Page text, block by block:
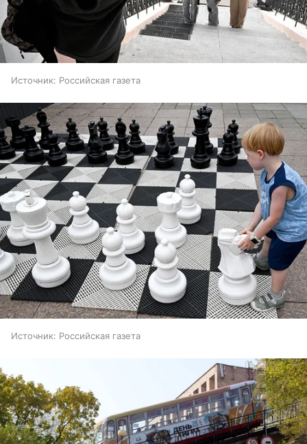
Источник: Российская газета
Источник: Российская газета